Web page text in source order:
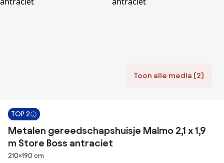
Toon alle media (2)
TOP 2
Metalen gereedschapshuisje Malmo 2,1 x 1,9
m Store Boss antraciet
Afmetingen
210×190 cm